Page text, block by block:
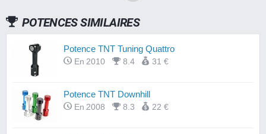
POTENCES SIMILAIRES
Potence TNT Tuning Quattro
En 2010 8.4 31 €
Potence TNT Downhill
En 2008 8.3 22 €